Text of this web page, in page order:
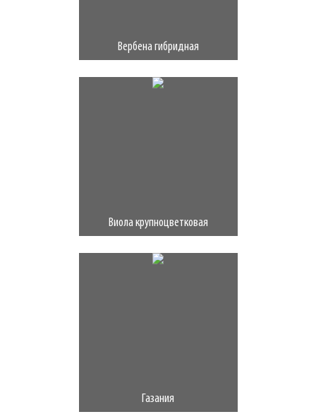
Вербена гибридная
Виола крупноцветковая
Газания